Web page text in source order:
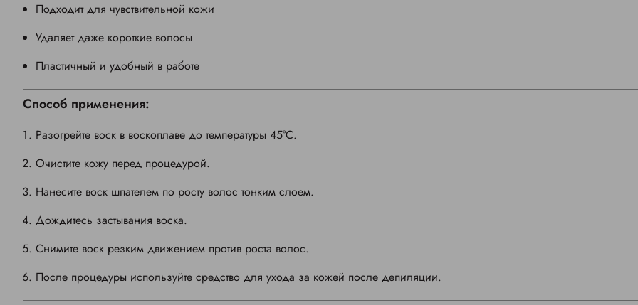
Подходит для чувствительной кожи
Удаляет даже короткие волосы
Пластичный и удобный в работе
Способ применения:
Разогрейте воск в воскоплаве до температуры 45°C.
Очистите кожу перед процедурой.
Нанесите воск шпателем по росту волос тонким слоем.
Дождитесь застывания воска.
Снимите воск резким движением против роста волос.
После процедуры используйте средство для ухода за кожей после депиляции.